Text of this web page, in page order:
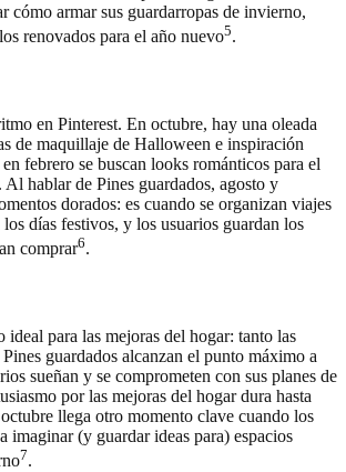
cómo armar sus guardarropas de invierno,
renovados para el año nuevo5.
en Pinterest. En octubre, hay una oleada
de maquillaje de Halloween e inspiración
febrero se buscan looks románticos para el
hablar de Pines guardados, agosto y
dorados: es cuando se organizan viajes
días festivos, y los usuarios guardan los
comprar6.
ideal para las mejoras del hogar: tanto las
guardados alcanzan el punto máximo a
sueñan y se comprometen con sus planes de
por las mejoras del hogar dura hasta
llega otro momento clave cuando los
imaginar (y guardar ideas para) espacios
7.